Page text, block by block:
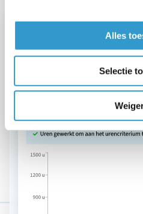
Alles
Selectie
Profiteer van het
Als je minimaal 1.225 uur
besteedt, heb je recht op
startersaftrek en